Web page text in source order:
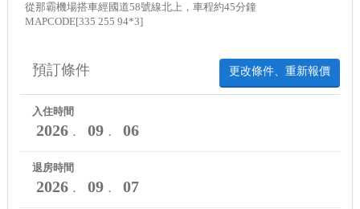
從那霸機場搭車經國道58號線北上，車程約45分鐘
MAPCODE[335 255 94*3]
更改條件、重新報價
預訂條件
入住時間
2026． 09． 06
退房時間
2026． 09． 07